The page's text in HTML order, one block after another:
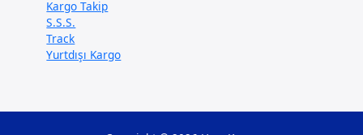
Kargo Takip
S.S.S.
Track
Yurtdışı Kargo